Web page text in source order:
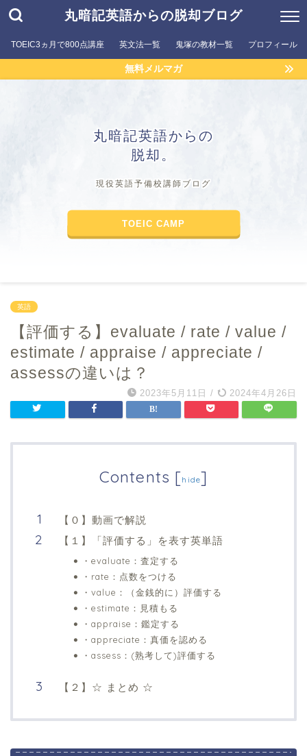
丸暗記英語からの脱却ブログ
TOEIC3ヵ月で800点講座 英文法一覧 鬼塚の教材一覧 プロフィール
無料メルマガ
丸暗記英語からの
脱却。
現役英語予備校講師ブログ
TOEIC CAMP
英語
【評価する】evaluate / rate / value /
estimate / appraise / appreciate /
assessの違いは？
2023年5月11日 / 2024年4月26日
Contents [hide]
【０】動画で解説
【１】「評価する」を表す英単語
・evaluate：査定する
・rate：点数をつける
・value：（金銭的に）評価する
・estimate：見積もる
・appraise：鑑定する
・appreciate：真価を認める
・assess：(熟考して)評価する
【２】☆ まとめ ☆